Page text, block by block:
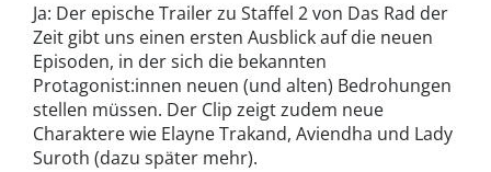
Ja: Der epische Trailer zu Staffel 2 von Das Rad der
Zeit gibt uns einen ersten Ausblick auf die neuen
Episoden, in der sich die bekannten
Protagonist:innen neuen (und alten) Bedrohungen
stellen müssen. Der Clip zeigt zudem neue
Charaktere wie Elayne Trakand, Aviendha und Lady
Suroth (dazu später mehr).